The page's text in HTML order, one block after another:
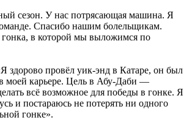
сезон. У нас потрясающая машина. Я
Спасибо нашим болельщикам.
в которой мы выложимся по
здорово провёл уик-энд в Катаре, он был
моей карьере. Цель в Абу-Даби —
всё возможное для победы в гонке. Я
и постараюсь не потерять ни одного
гонке».